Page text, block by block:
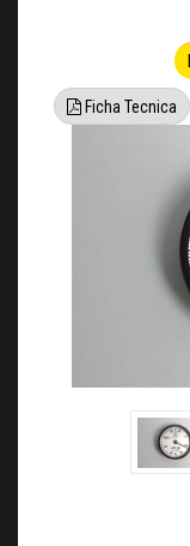
Ficha Tecnica